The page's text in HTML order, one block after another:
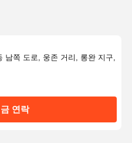
남쪽 도로, 웅존 거리, 롱완 지구,
연락